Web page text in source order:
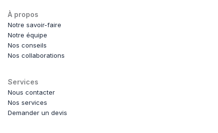
À propos
Notre savoir-faire
Notre équipe
Nos conseils
Nos collaborations
Services
Nous contacter
Nos services
Demander un devis